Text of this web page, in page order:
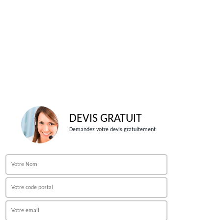
DEVIS GRATUIT
Demandez votre devis gratuitement